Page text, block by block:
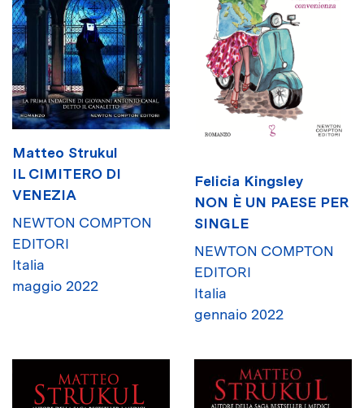
Matteo Strukul
IL CIMITERO DI
VENEZIA
NEWTON COMPTON
EDITORI
Italia
maggio 2022
Felicia Kingsley
NON È UN PAESE PER
SINGLE
NEWTON COMPTON
EDITORI
Italia
gennaio 2022